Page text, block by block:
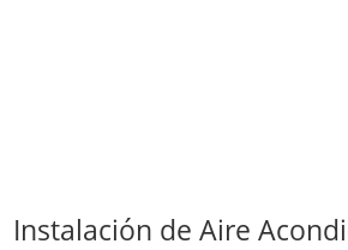
Instalación de Aire